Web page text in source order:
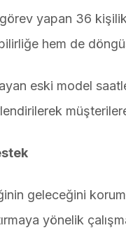
yapan 36
hem de
eski model
geleceğini
yönelik